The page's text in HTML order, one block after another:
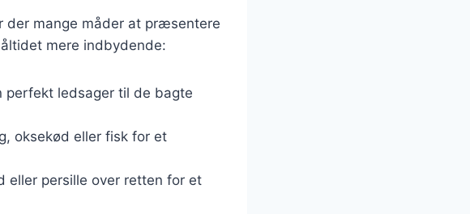
der mange måder at præsentere
mere indbydende:
perfekt ledsager til de bagte
oksekød eller fisk for et
eller persille over retten for et